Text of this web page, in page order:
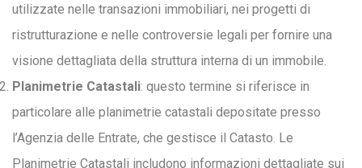
utilizzate nelle transazioni immobiliari, nei progetti di
ristrutturazione e nelle controversie legali per fornire una
visione dettagliata della struttura interna di un immobile.
Planimetrie Catastali: questo termine si riferisce in
particolare alle planimetrie catastali depositate presso
l’Agenzia delle Entrate, che gestisce il Catasto. Le
Planimetrie Catastali includono informazioni dettagliate sui